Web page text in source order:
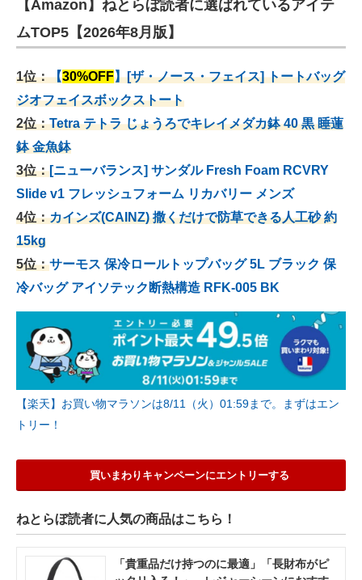
【Amazon】ねとらぼ読者に選ばれているアイテ
ムTOP5【2026年8月版】
1位：【30%OFF】[ザ・ノース・フェイス] トートバッグ
ジオフェイスボックストート
2位：Tetra テトラ じょうろでキレイメダカ鉢 40 黒 睡蓮
鉢 金魚鉢
3位：[ニューバランス] サンダル Fresh Foam RCVRY
Slide v1 フレッシュフォーム リカバリー メンズ
4位：カインズ(CAINZ) 撒くだけで防草できる人工砂 約
15kg
5位：サーモス 保冷ロールトップバッグ 5L ブラック 保
冷バッグ アイソテック断熱構造 RFK-005 BK
【楽天】お買い物マラソンは8/11（火）01:59まで。まずはエン
トリー！
買いまわりキャンペーンにエントリーする
ねとらぼ読者に人気の商品はこちら！
「貴重品だけ持つのに最適」「長財布がピ